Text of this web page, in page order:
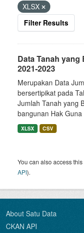
XLSX
Filter Results
Data Tanah
2021-2023
Merupakan Data
bersertipikat pada
Jumlah Tanah yang
bangunan Hak Guna
XLSX CSV
You can also access
API).
About Satu Data
CKAN API